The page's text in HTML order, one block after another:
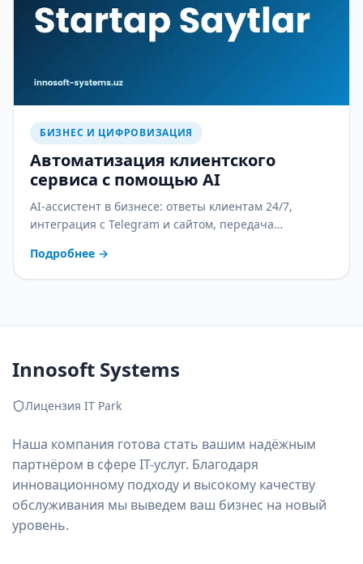
БИЗНЕС И ЦИФРОВИЗАЦИЯ
Автоматизация клиентского
сервиса с помощью AI
AI-ассистент в бизнесе: ответы клиентам 24/7,
интеграция с Telegram и сайтом, передача
планом внедрения.
Подробнее →
Innosoft Systems
Лицензия IT Park
Наша компания готова стать вашим надёжным
партнёром в сфере IT-услуг. Благодаря
инновационному подходу и высокому качеству
обслуживания мы выведем ваш бизнес на новый
уровень.